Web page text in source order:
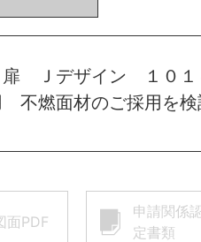
Ｊデザイン １０
燃面材のご採用を検
面PDF
申請関係
定書類